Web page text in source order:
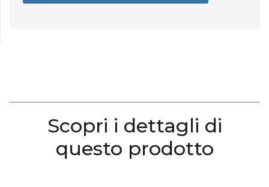
Scopri i dettagli di
questo prodotto